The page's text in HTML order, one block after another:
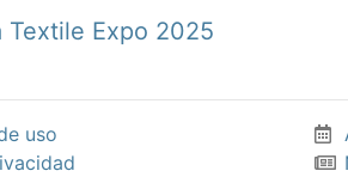
Textile Expo 2025
uso